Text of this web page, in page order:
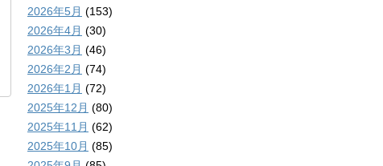
2026年5月 (153)
2026年4月 (30)
2026年3月 (46)
2026年2月 (74)
2026年1月 (72)
2025年12月 (80)
2025年11月 (62)
2025年10月 (85)